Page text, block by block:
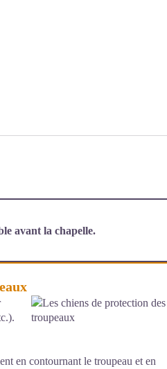
avant la chapelle.
en contournant le troupeau et en